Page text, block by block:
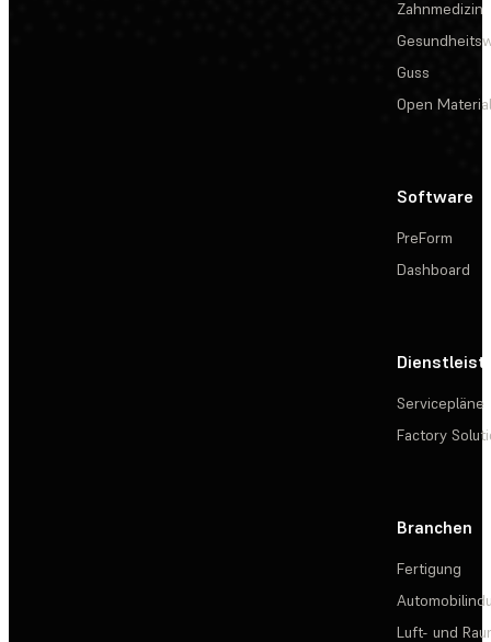
Zahnmedizin
Guss
Open
Software
PreForm
Dashboard
Servicepläne
Factory
Branchen
Fertigung
Luft- und